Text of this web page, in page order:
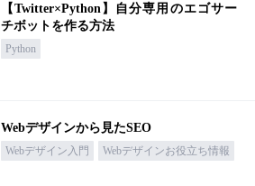
【Twitter×Python】自分専用のエゴサー
チボットを作る方法
Python
Webデザインから見たSEO
Webデザイン入門 Webデザインお役立ち情報